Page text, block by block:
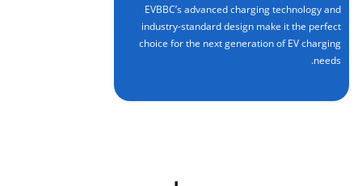
EVBBC’s advanced charging technology and
industry-standard design make it the perfect
choice for the next generation of EV charging
needs.